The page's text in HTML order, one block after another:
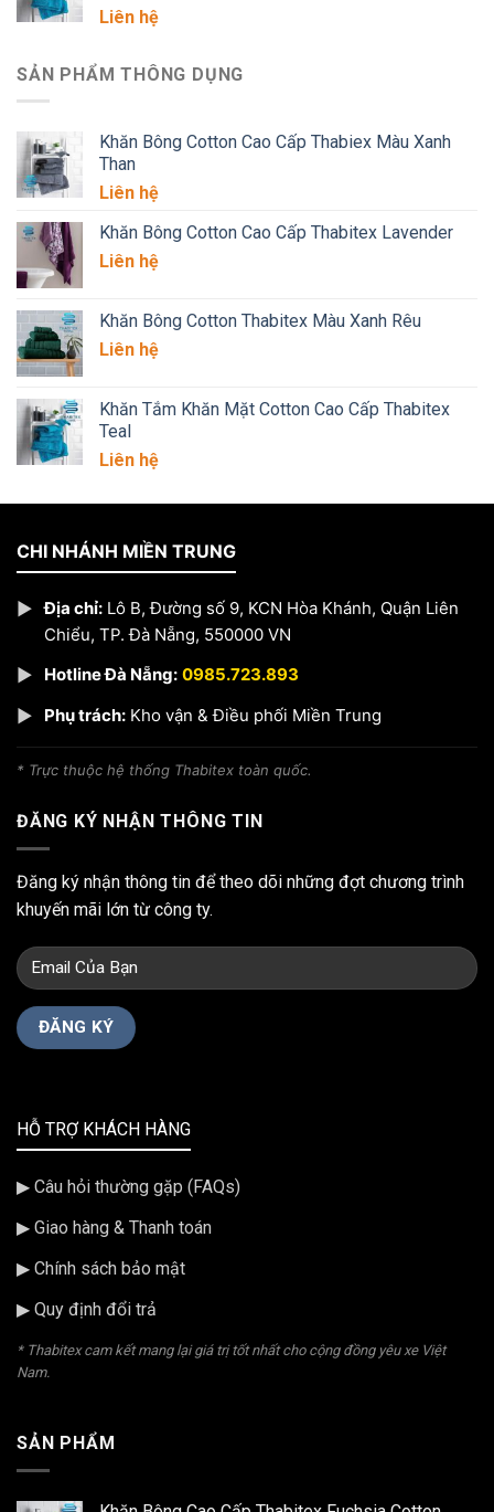
Liên hệ
SẢN PHẨM THÔNG DỤNG
Khăn Bông Cotton Cao Cấp Thabiex Màu Xanh
Than
Liên hệ
Khăn Bông Cotton Cao Cấp Thabitex Lavender
Liên hệ
Khăn Bông Cotton Thabitex Màu Xanh Rêu
Liên hệ
Khăn Tắm Khăn Mặt Cotton Cao Cấp Thabitex
Teal
Liên hệ
CHI NHÁNH MIỀN TRUNG
▶ Địa chỉ: Lô B, Đường số 9, KCN Hòa Khánh, Quận Liên
Chiểu, TP. Đà Nẵng, 550000 VN
▶ Hotline Đà Nẵng: 0985.723.893
▶ Phụ trách: Kho vận & Điều phối Miền Trung
* Trực thuộc hệ thống Thabitex toàn quốc.
ĐĂNG KÝ NHẬN THÔNG TIN
Đăng ký nhận thông tin để theo dõi những đợt chương trình
khuyến mãi lớn từ công ty.
HỖ TRỢ KHÁCH HÀNG
▶ Câu hỏi thường gặp (FAQs)
▶ Giao hàng & Thanh toán
▶ Chính sách bảo mật
▶ Quy định đổi trả
* Thabitex cam kết mang lại giá trị tốt nhất cho cộng đồng yêu xe Việt
Nam.
SẢN PHẨM